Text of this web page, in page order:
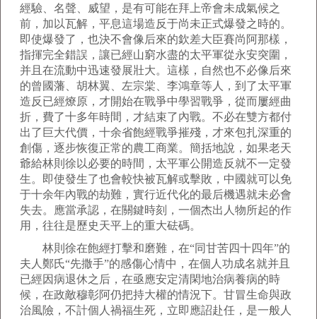
經驗、名聲、威望，是有可能在拜上帝會未成氣候之
前，加以瓦解，平息這場造反于尚未正式爆發之時的。
即使爆發了，也決不會像后來的欽差大臣賽尚阿那樣，
指揮完全錯誤，讓已經山窮水盡的太平軍從永安突圍，
并且在流動中迅速發展壯大。這樣，自然也不必像后來
的曾國藩、胡林翼、左宗棠、李鴻章等人，到了太平軍
造反已經燎原，才開始在戰爭中學習戰爭，從而屢經曲
折，費了十多年時間，才結束了內戰。不必在雙方都付
出了巨大代價，十余省飽經戰爭摧殘，才來包扎深重的
創傷，逐步恢復正常的農工商業。簡括地說，如果老天
爺給林則徐以必要的時間，太平軍公開造反就不一定發
生。即使發生了也會較快被瓦解或擊敗，中國就可以免
于十余年內戰的劫難，實行近代化的最后機遇就未必會
失去。應當承認，在關鍵時刻，一個杰出人物所起的作
用，往往是歷史天平上的重大砝碼。
林則徐在飽經打擊和磨難，在“同甘苦四十四年”的
夫人鄭氏“先撒手”的感傷心情中，在個人功成名就并且
已經因病退休之后，在亟應安定清閑地治病養病的時
候，在政敵穆彰阿仍把持大權的情況下。甘冒生命與政
治風險，不計個人禍福生死，立即應詔赴任，是一般人